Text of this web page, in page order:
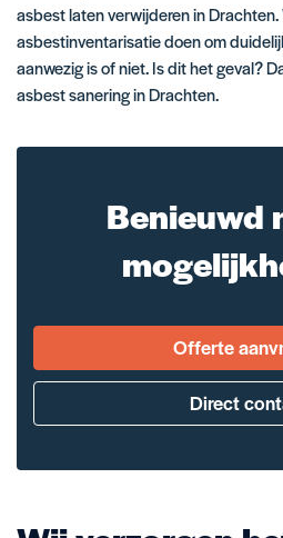
asbest laten verwijderen in Drachten.
asbestinventarisatie doen om
aanwezig is of niet. Is dit het geval?
asbest sanering in Drachten.
Benieuwd
Offerte
Direct